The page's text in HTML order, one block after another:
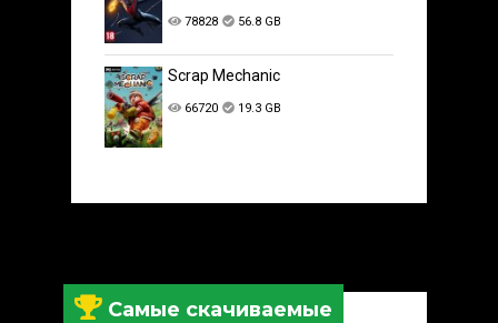
78828 56.8 GB
Scrap Mechanic
66720 19.3 GB
Самые скачиваемые